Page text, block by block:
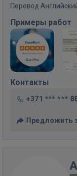
Перевод
Примеры работ
Контакты
+371 *** ***
Предложить